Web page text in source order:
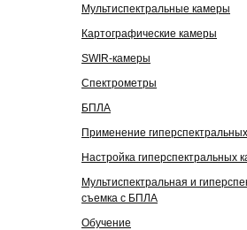
Мультиспектральные камеры
Картографические камеры
SWIR-камеры
Спектрометры
БПЛА
Применение
Настройка гиперспектральных
Мультиспектральная и
съемка с БПЛА
Обучение